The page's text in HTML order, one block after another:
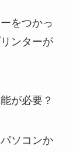
をつかっ
ンターが
が必要？
ソコンか